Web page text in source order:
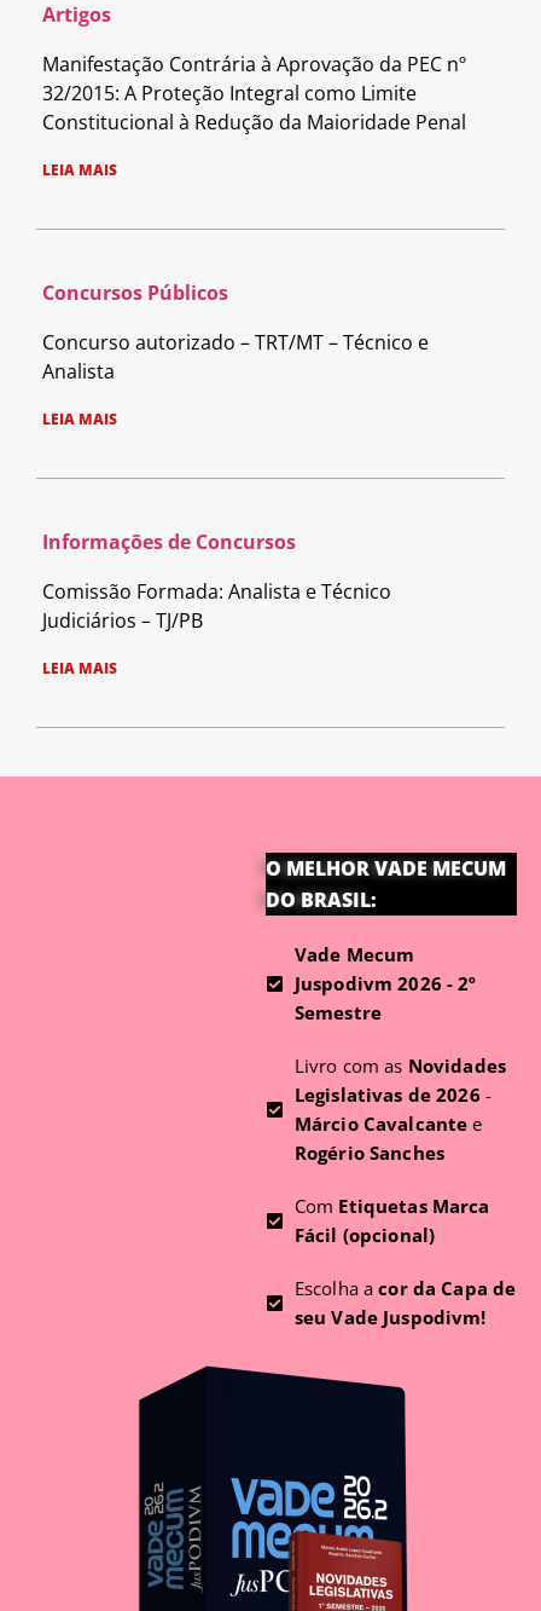
Artigos
Manifestação Contrária à Aprovação da PEC nº
32/2015: A Proteção Integral como Limite
Constitucional à Redução da Maioridade Penal
LEIA MAIS
Concursos Públicos
Concurso autorizado – TRT/MT – Técnico e
Analista
LEIA MAIS
Informações de Concursos
Comissão Formada: Analista e Técnico
Judiciários – TJ/PB
LEIA MAIS
O MELHOR VADE MECUM
DO BRASIL:
Vade Mecum
Juspodivm 2026 - 2º
Semestre
Livro com as Novidades
Legislativas de 2026 -
Márcio Cavalcante e
Rogério Sanches
Com Etiquetas Marca
Fácil (opcional)
Escolha acor da Capa de
seu Vade Juspodivm!